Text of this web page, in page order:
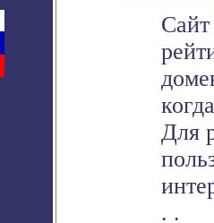
Для
. .